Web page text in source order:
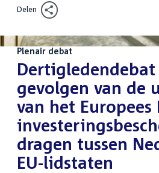
Delen
Plenair debat
:Dertigledendebat
gevolgen van de
van het
dragen tussen
EU-lidstaten